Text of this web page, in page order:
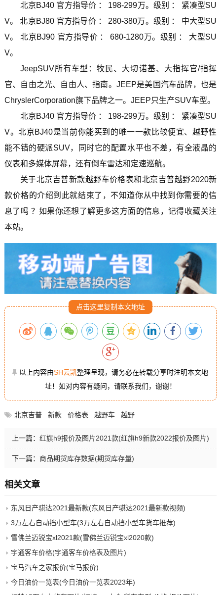
北京BJ40 官方指导价 ： 198-299万。级别 ： 紧凑型SU
V。 北京BJ80 官方指导价 ： 280-380万。级别 ： 中大型SU
V。 北京BJ90 官方指导价 ： 680-1280万。级别 ： 大型SU
V。
JeepSUV所有车型：牧民、大切诺基、大指挥官/指挥
官、自由之光、自由人、指南。JEEP是美国汽车品牌，也是
ChryslerCorporation旗下品牌之一。JEEP只生产SUV车型。
北京BJ40 官方指导价 ： 198-299万。级别 ： 紧凑型SU
V。北京BJ40是当前你能买到的唯一一款比较便宜、越野性
能不错的硬派SUV，同时它的配置水平也不差，有全液晶的
仪表和多媒体屏幕，还有倒车雷达和定速巡航。
关于北京吉普新款越野车价格表和北京吉普越野2020新
款价格的介绍到此就结束了，不知道你从中找到你需要的信
息了吗 ？如果你还想了解更多这方面的信息，记得收藏关注
本站。
点击这里复制本文地址
以上内容由SH云凯整理呈现，请务必在转载分享时注明本文地
址！如对内容有疑问，请联系我们，谢谢！
北京吉普 新款 价格表 越野车 越野
上一篇： 红旗h9报价及图片2021款(红旗h9新款2022报价及图片)
下一篇： 商品期货库存数据(期货库存量)
相关文章
东风日产骐达2021最新款(东风日产骐达2021最新款视频)
3万左右自动挡小型车(3万左右自动挡小型车货车推荐)
雪佛兰迈锐宝xl2021款(雪佛兰迈锐宝xl2020款)
宇通客车价格(宇通客车价格表及图片)
宝马汽车之家报价(宝马报价)
今日油价一览表(今日油价一览表2023年)